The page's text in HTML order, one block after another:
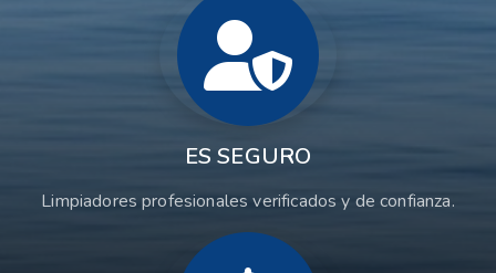
ES SEGURO
Limpiadores profesionales verificados y de confianza.